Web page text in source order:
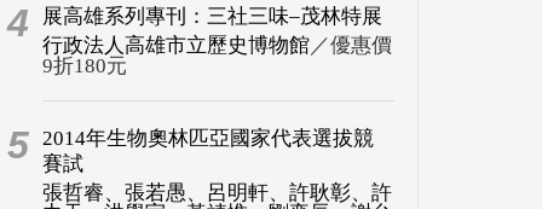
4
展高雄系列專刊：三社三味–茂林特展
行政法人高雄市立歷史博物館／優惠價
9折180元
5 2014年生物奧林匹亞國家代表選拔競
賽試
張哲睿、張若愚、呂明軒、許耿彰、許